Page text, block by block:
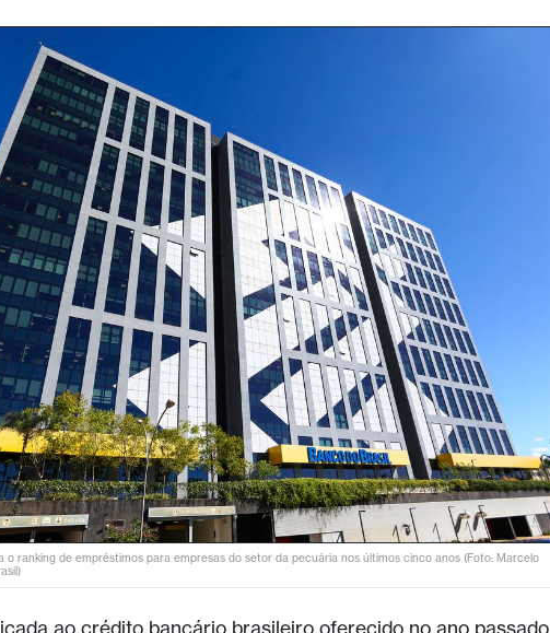
o ranking de empréstimos para empresas do setor da pecuária nos últimos cinco anos (Foto: Marcelo
ao crédito bancário brasileiro oferecido no ano passado